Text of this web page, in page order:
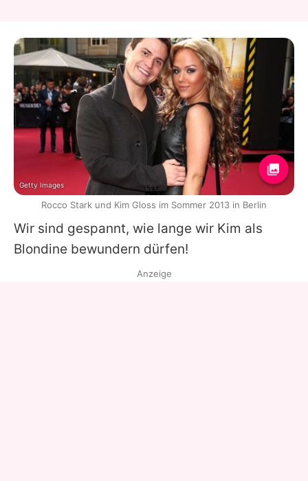
Wir sind gespannt, wie lange wir Kim als
Blondine bewundern dürfen!
Getty Images
Rocco Stark und Kim Gloss im Sommer 2013 in Berlin
Anzeige